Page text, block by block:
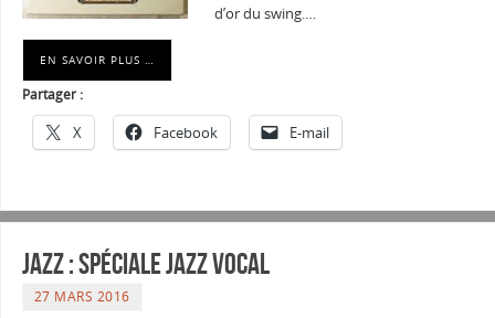
d’or du swing.…
EN SAVOIR PLUS …
Partager :
X Facebook E-mail
Jazz : Spéciale Jazz Vocal
27 MARS 2016